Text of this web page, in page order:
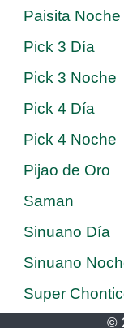
Paisita Noche
Pick 3 Día
Pick 3 Noche
Pick 4 Día
Pick 4 Noche
Pijao de Oro
Saman
Sinuano Día
Sinuano
Super
©